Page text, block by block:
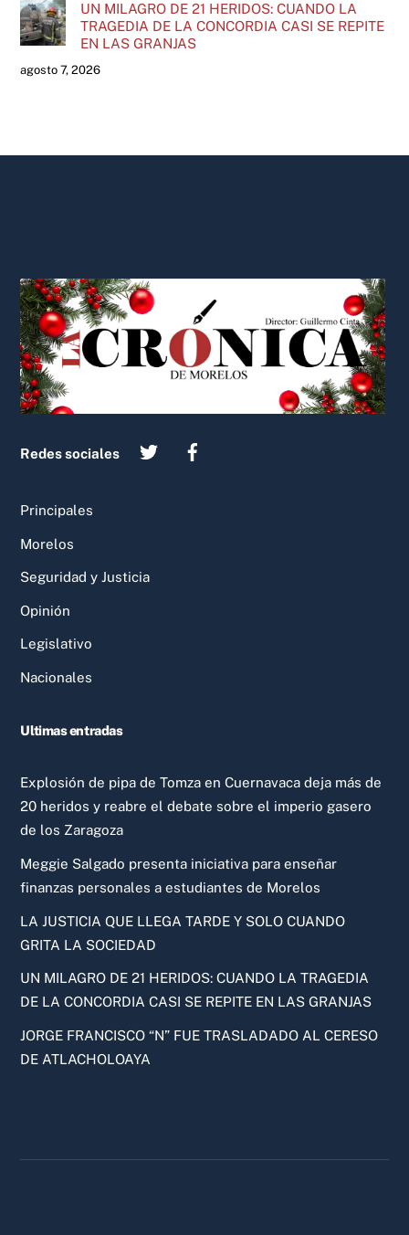
UN MILAGRO DE 21 HERIDOS: CUANDO LA
TRAGEDIA DE LA CONCORDIA CASI SE REPITE
EN LAS GRANJAS
agosto 7, 2026
To
Top
Redes sociales
Principales
Morelos
Seguridad y Justicia
Opinión
Legislativo
Nacionales
Ultimas entradas
Explosión de pipa de Tomza en Cuernavaca deja más de
20 heridos y reabre el debate sobre el imperio gasero
de los Zaragoza
Meggie Salgado presenta iniciativa para enseñar
finanzas personales a estudiantes de Morelos
LA JUSTICIA QUE LLEGA TARDE Y SOLO CUANDO
GRITA LA SOCIEDAD
UN MILAGRO DE 21 HERIDOS: CUANDO LA TRAGEDIA
DE LA CONCORDIA CASI SE REPITE EN LAS GRANJAS
JORGE FRANCISCO “N” FUE TRASLADADO AL CERESO
DE ATLACHOLOAYA